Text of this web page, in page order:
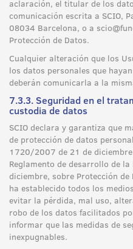
aclaración, el titular de los
comunicación escrita a SCIO,
08034 Barcelona, o a
Protección de Datos.
Cualquier alteración que los
los datos personales que
deberán comunicarla a la
7.3.3. Seguridad en el
custodia de datos
SCIO declara y garantiza que
de protección de datos
1720/2007 de 21 de
Reglamento de desarrollo de
diciembre, sobre Protección
ha establecido todos los
evitar la pérdida, mal uso,
robo de los datos facilitados
informar que las medidas de
inexpugnables.